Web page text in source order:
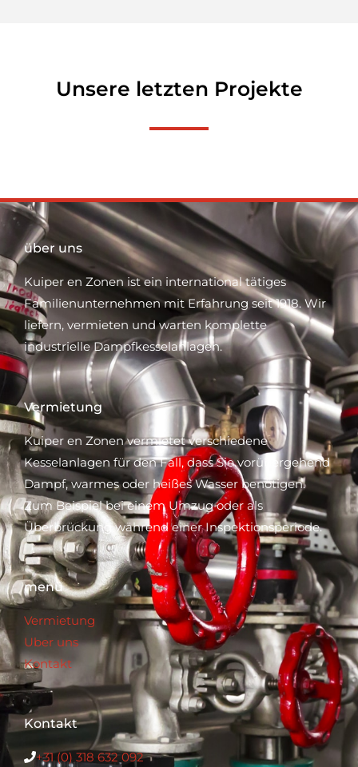
Unsere letzten Projekte
über uns
Kuiper en Zonen ist ein international tätiges
Familienunternehmen mit Erfahrung seit 1918. Wir
liefern, vermieten und warten komplette
industrielle Dampfkesselanlagen.
Vermietung
Kuiper en Zonen vermietet verschiedene
Kesselanlagen für den Fall, dass Sie vorübergehend
Dampf, warmes oder heißes Wasser benötigen.
Zum Beispiel bei einem Umzug oder als
Überbrückung während einer Inspektionsperiode.
menü
Vermietung
Uber uns
Kontakt
Kontakt
+31 (0) 318 632 092